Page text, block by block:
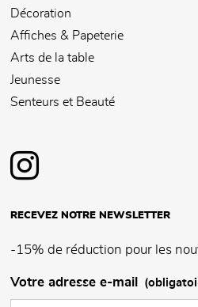
Décoration
Affiches & Papeterie
Arts de la table
Jeunesse
Senteurs et Beauté
RECEVEZ NOTRE NEWSLETTER
-15% de réduction pour les
Votre adresse e-mail